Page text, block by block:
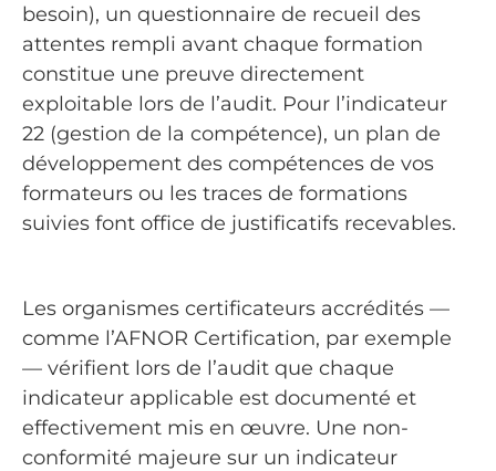
besoin), un questionnaire de recueil des
attentes rempli avant chaque formation
constitue une preuve directement
exploitable lors de l’audit. Pour l’indicateur
22 (gestion de la compétence), un plan de
développement des compétences de vos
formateurs ou les traces de formations
suivies font office de justificatifs recevables.
Les organismes certificateurs accrédités —
comme l’AFNOR Certification, par exemple
— vérifient lors de l’audit que chaque
indicateur applicable est documenté et
effectivement mis en œuvre. Une non-
conformité majeure sur un indicateur